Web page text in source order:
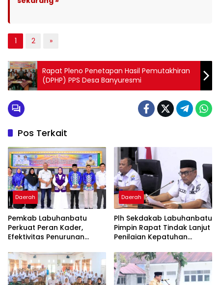
1 2 »
Rapat Pleno Penetapan Hasil Pemutakhiran
(DPHP) PPS Desa Banyuresmi
Pos Terkait
Daerah
Pemkab Labuhanbatu
Perkuat Peran Kader,
Efektivitas Penurunan
Tantangan Bersama
Daerah
Plh Sekdakab Labuhanbatu
Pimpin Rapat Tindak Lanjut
Penilaian Kepatuhan
Ombudsman RI 2026